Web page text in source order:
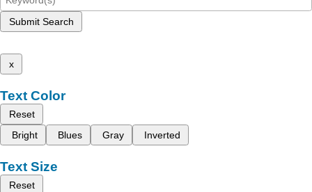
Submit Search
x
Text Color
Reset
Bright
Blues Gray Inverted
Text Size
Reset